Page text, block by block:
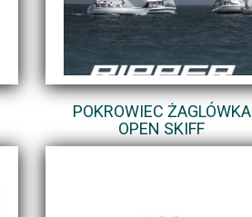
POKROWIEC ŻAGLÓWKA
OPEN SKIFF